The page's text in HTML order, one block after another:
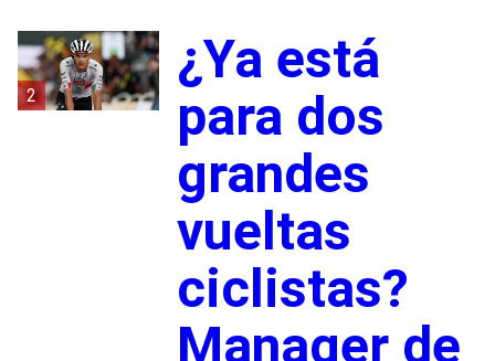
2
¿Ya está
para dos
grandes
vueltas
ciclistas?
Manager de